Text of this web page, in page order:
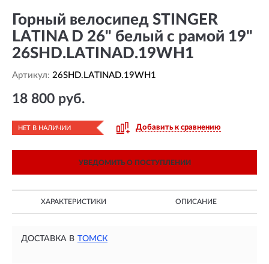
Горный велосипед STINGER
LATINA D 26" белый с рамой 19"
26SHD.LATINAD.19WH1
Артикул: 26SHD.LATINAD.19WH1
18 800 руб.
НЕТ В НАЛИЧИИ Добавить к сравнению
УВЕДОМИТЬ О ПОСТУПЛЕНИИ
ХАРАКТЕРИСТИКИ ОПИСАНИЕ
ДОСТАВКА В ТОМСК